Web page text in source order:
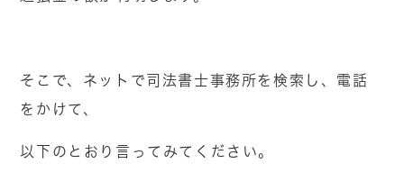
そこで、ネットで司法書士事務所を検索し、電話
をかけて、
以下のとおり言ってみてください。